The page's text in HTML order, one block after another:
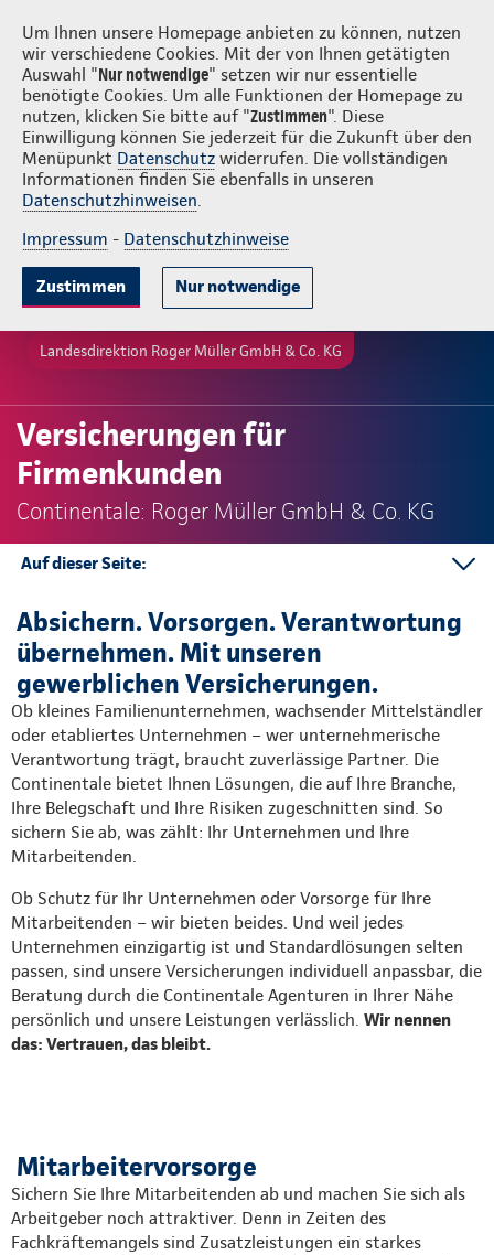
Um Ihnen unsere Homepage anbieten zu können, nutzen
wir verschiedene Cookies. Mit der von Ihnen getätigten
Auswahl "Nur notwendige" setzen wir nur essentielle
benötigte Cookies. Um alle Funktionen der Homepage zu
nutzen, klicken Sie bitte auf "Zustimmen". Diese
Einwilligung können Sie jederzeit für die Zukunft über den
Menüpunkt Datenschutz widerrufen. Die vollständigen
Informationen finden Sie ebenfalls in unseren
Datenschutzhinweisen.
Impressum - Datenschutzhinweise
Zustimmen Nur notwendige
Roger Müller GmbH & Co. KG Login
Landesdirektion Roger Müller GmbH & Co. KG
Versicherungen für
Firmenkunden
Continentale: Roger Müller GmbH & Co. KG
Auf dieser Seite:
Unternehmensabsicherung
Ansprechpartner
Absichern. Vorsorgen. Verantwortung
übernehmen. Mit unseren
gewerblichen Versicherungen.
Ob kleines Familienunternehmen, wachsender Mittelständler
oder etabliertes Unternehmen – wer unternehmerische
Verantwortung trägt, braucht zuverlässige Partner. Die
Continentale bietet Ihnen Lösungen, die auf Ihre Branche,
Ihre Belegschaft und Ihre Risiken zugeschnitten sind. So
sichern Sie ab, was zählt: Ihr Unternehmen und Ihre
Mitarbeitenden.
Ob Schutz für Ihr Unternehmen oder Vorsorge für Ihre
Mitarbeitenden – wir bieten beides. Und weil jedes
Unternehmen einzigartig ist und Standardlösungen selten
passen, sind unsere Versicherungen individuell anpassbar, die
Beratung durch die Continentale Agenturen in Ihrer Nähe
persönlich und unsere Leistungen verlässlich. Wir nennen
das: Vertrauen, das bleibt.
Mitarbeitervorsorge
Sichern Sie Ihre Mitarbeitenden ab und machen Sie sich als
Arbeitgeber noch attraktiver. Denn in Zeiten des
Fachkräftemangels sind Zusatzleistungen ein starkes